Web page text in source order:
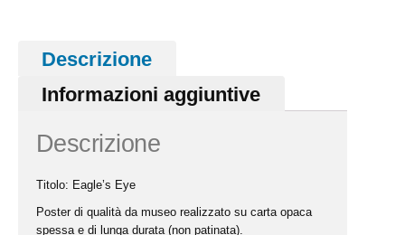
Descrizione
Informazioni aggiuntive
Descrizione
Titolo: Eagle’s Eye
Poster di qualità da museo realizzato su carta opaca
spessa e di lunga durata (non patinata).